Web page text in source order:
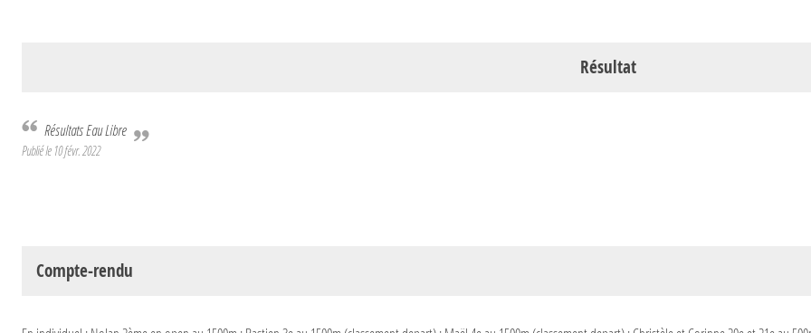
Résultat
Résultats Eau Libre
Publié le 10 févr. 2022
Compte-rendu